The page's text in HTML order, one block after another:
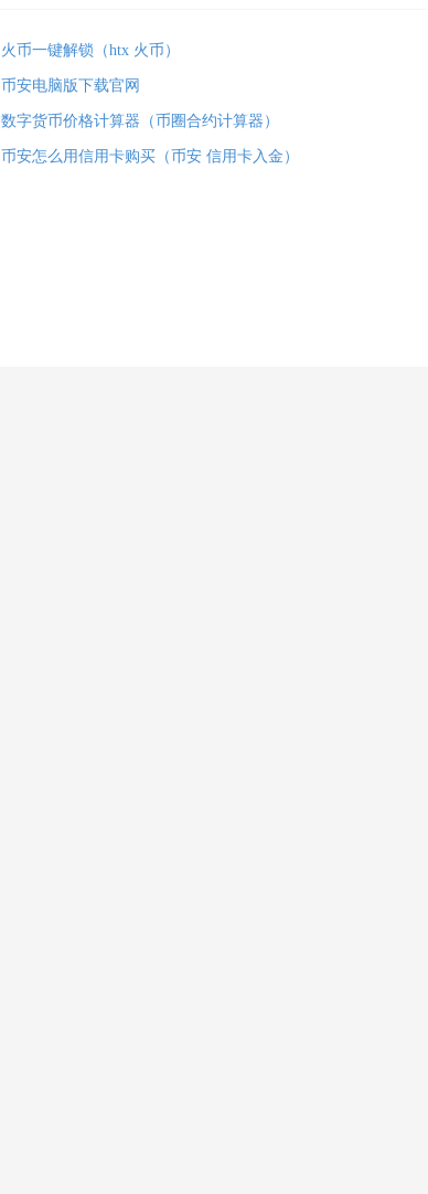
火币一键解锁（htx 火币）
币安电脑版下载官网
数字货币价格计算器（币圈合约计算器）
币安怎么用信用卡购买（币安 信用卡入金）